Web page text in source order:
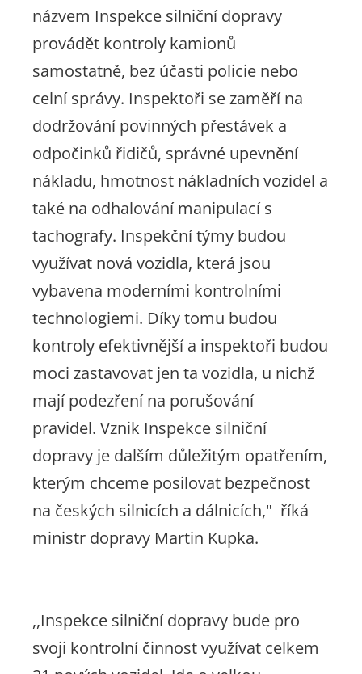
názvem Inspekce silniční dopravy
provádět kontroly kamionů
samostatně, bez účasti policie nebo
celní správy. Inspektoři se zaměří na
dodržování povinných přestávek a
odpočinků řidičů, správné upevnění
nákladu, hmotnost nákladních vozidel a
také na odhalování manipulací s
tachografy. Inspekční týmy budou
využívat nová vozidla, která jsou
vybavena moderními kontrolními
technologiemi. Díky tomu budou
kontroly efektivnější a inspektoři budou
moci zastavovat jen ta vozidla, u nichž
mají podezření na porušování
pravidel. Vznik Inspekce silniční
dopravy je dalším důležitým opatřením,
kterým chceme posilovat bezpečnost
na českých silnicích a dálnicích," říká
ministr dopravy Martin Kupka.
,,Inspekce silniční dopravy bude pro
svoji kontrolní činnost využívat celkem